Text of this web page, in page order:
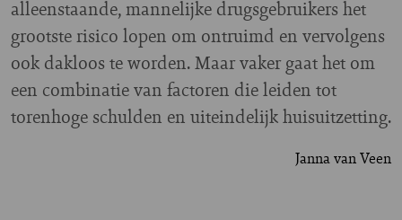
alleenstaande, mannelijke drugsgebruikers het
grootste risico lopen om ontruimd en vervolgens
ook dakloos te worden. Maar vaker gaat het om
een combinatie van factoren die leiden tot
torenhoge schulden en uiteindelijk huisuitzetting.
Janna van Veen